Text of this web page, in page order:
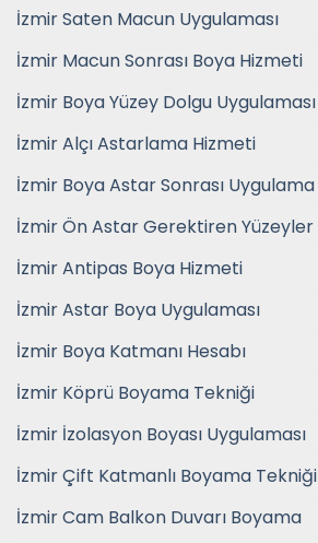
İzmir Saten Macun Uygulaması
İzmir Macun Sonrası Boya Hizmeti
İzmir Boya Yüzey Dolgu Uygulaması
İzmir Alçı Astarlama Hizmeti
İzmir Boya Astar Sonrası Uygulama
İzmir Ön Astar Gerektiren Yüzeyler
İzmir Antipas Boya Hizmeti
İzmir Astar Boya Uygulaması
İzmir Boya Katmanı Hesabı
İzmir Köprü Boyama Tekniği
İzmir İzolasyon Boyası Uygulaması
İzmir Çift Katmanlı Boyama Tekniği
İzmir Cam Balkon Duvarı Boyama